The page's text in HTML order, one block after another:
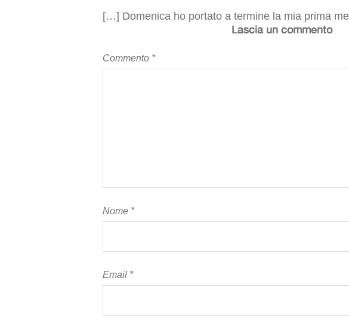
[…] Domenica ho portato a termine la mia prima
Lascia un commento
Commento *
Nome *
Email *